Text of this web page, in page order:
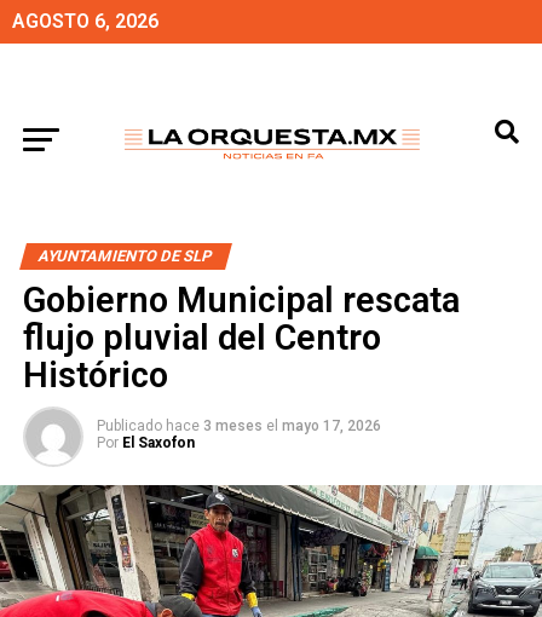
AGOSTO 6, 2026
AYUNTAMIENTO DE SLP
Gobierno Municipal rescata
flujo pluvial del Centro
Histórico
Publicado hace 3 meses el mayo 17, 2026
Por El Saxofon